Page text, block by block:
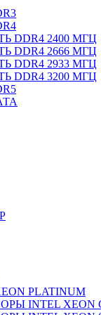
DDR4 2400 МГЦ
DDR4 2666 МГЦ
DDR4 2933 МГЦ
DDR4 3200 МГЦ
PLATINUM
INTEL XEON